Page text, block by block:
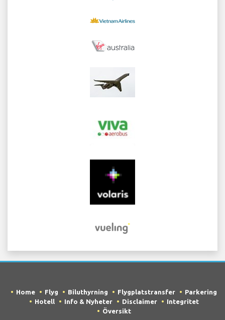
Home Flyg Biluthyrning Flygplatstransfer
Parkering
Hotell
Info & Nyheter Disclaimer
Integritet
Översikt